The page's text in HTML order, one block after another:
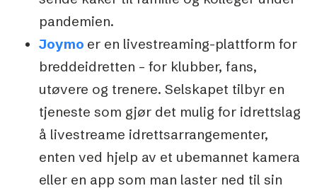
pandemien.
Joymo er en livestreaming-plattform for
breddeidretten – for klubber, fans,
utøvere og trenere. Selskapet tilbyr en
tjeneste som gjør det mulig for idrettslag
å livestreame idrettsarrangementer,
enten ved hjelp av et ubemannet kamera
eller en app som man laster ned til sin